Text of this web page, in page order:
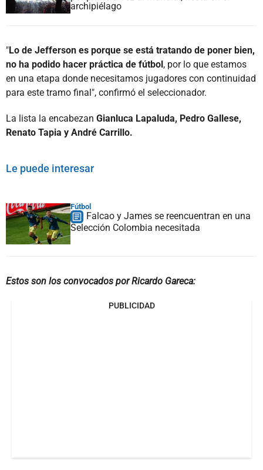
archipiélago
"Lo de Jefferson es porque se está tratando de poner bien,
no ha podido hacer práctica de fútbol, por lo que estamos
en una etapa donde necesitamos jugadores con continuidad
para este tramo final", confirmó el seleccionador.
La lista la encabezan Gianluca Lapaluda, Pedro Gallese,
Renato Tapia y André Carrillo.
Le puede interesar
Fútbol
Falcao y James se reencuentran en una
Selección Colombia necesitada
Estos son los convocados por Ricardo Gareca:
PUBLICIDAD